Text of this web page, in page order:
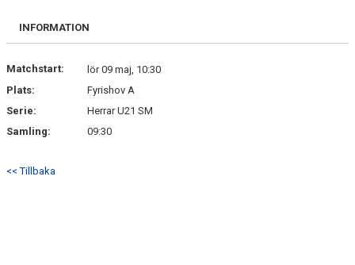
FÖRSÄLJNING
INFORMATION
Matchstart:
lör 09 maj, 10:30
Plats:
Fyrishov A
Serie:
Herrar U21 SM
Samling:
09:30
<< Tillbaka